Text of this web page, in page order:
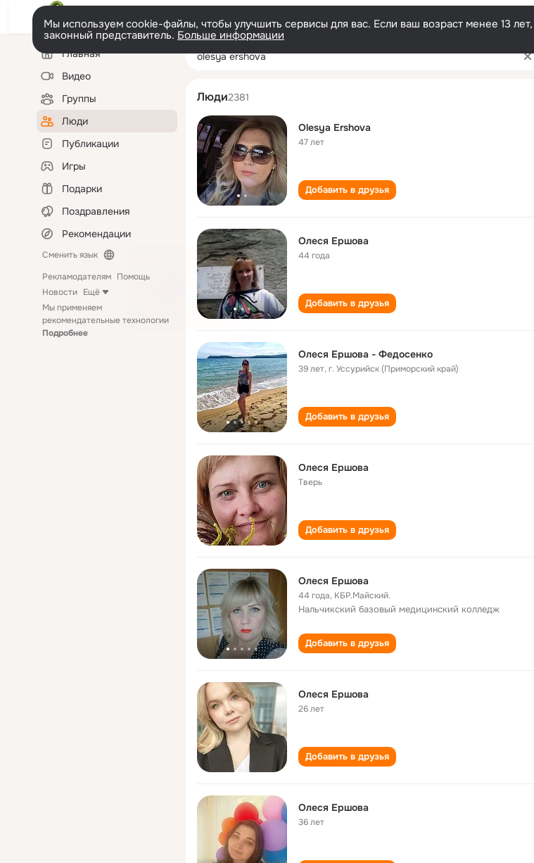
Мы используем cookie-файлы, чтобы улучшить сервисы для вас. Если ваш возраст менее 13
законный представитель. Больше информации
Левая
колонкаГлавная
Видео
Группы
Люди
Публикации
Игры
Подарки
Поздравления
Рекомендации
Сменить язык
Рекламодателям Помощь
Новости Ещё
Мы применяем
рекомендательные технологии
Подробнее
olesya ershova
Люди2381
Olesya Ershova
47 лет
Добавить в друзья
Олеся Ершова
44 года
Добавить в друзья
Олеся Ершова - Федосенко
39 лет,г. Уссурийск (Приморский край)
Добавить в друзья
Олеся Ершова
Тверь
Добавить в друзья
Олеся Ершова
44 года, КБР.Майский.
Нальчикский базовый медицинский колледж
Добавить в друзья
Олеся Ершова
26 лет
Добавить в друзья
Олеся Ершова
36 лет